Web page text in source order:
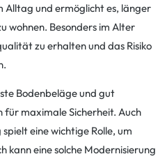
Alltag und ermöglicht es, länger
wohnen. Besonders im Alter
zu erhalten und das Risiko
Bodenbeläge und gut
maximale Sicherheit. Auch
eine wichtige Rolle, um
kann eine solche Modernisierung